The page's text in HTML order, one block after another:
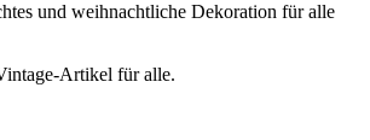
und weihnachtliche Dekoration für alle
Artikel für alle.